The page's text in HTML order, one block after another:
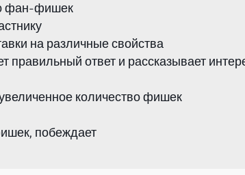
фан-фишек
на различные свойства
правильный ответ и рассказывает
количество фишек
побеждает